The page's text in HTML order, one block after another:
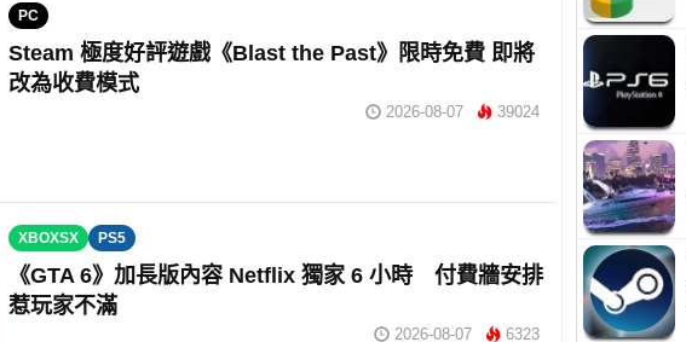
PC
Steam 極度好評遊戲《Blast the Past》限時免費 即將
改為收費模式
2026-08-07 39024
XBOXSX PS5
《GTA 6》加長版內容 Netflix 獨家 6 小時 付費牆安排
惹玩家不滿
2026-08-07 6323